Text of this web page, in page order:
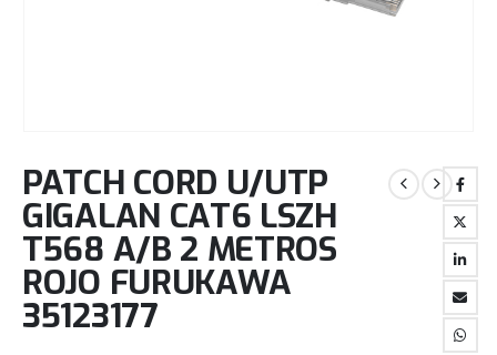
PATCH CORD U/UTP
GIGALAN CAT6 LSZH
T568 A/B 2 METROS
ROJO FURUKAWA
35123177